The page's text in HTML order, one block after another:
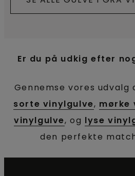
Er du på udkig efter
Gennemse vores udvalg
sorte vinylgulve, mørke
vinylgulve, og lyse
den perfekte